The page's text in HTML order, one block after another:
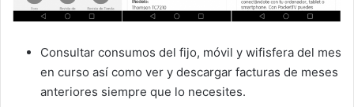
Consultar consumos del fijo, móvil y wifisfera del mes
en curso así como ver y descargar facturas de meses
anteriores siempre que lo necesites.